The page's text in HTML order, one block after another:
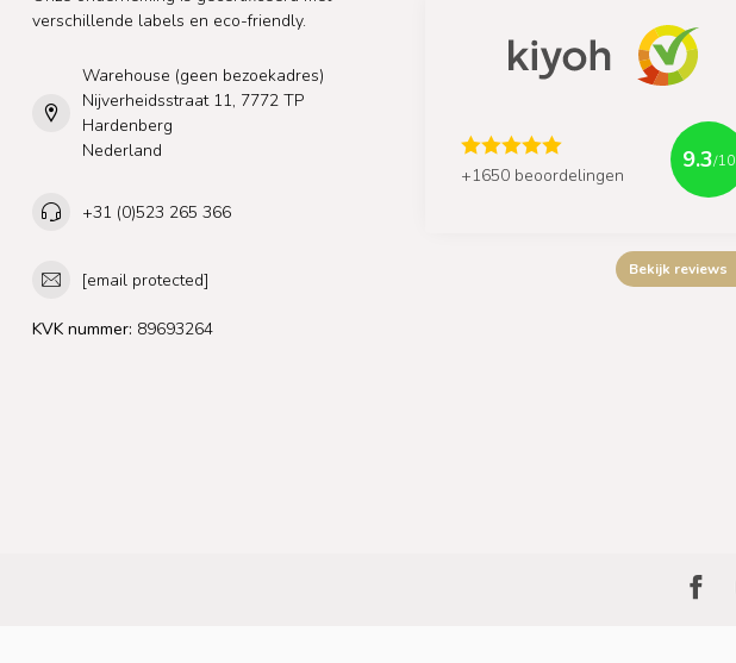
verschillende labels en eco-friendly.
Warehouse (geen bezoekadres)
Nijverheidsstraat 11, 7772 TP
Hardenberg
Nederland
+31 (0)523 265 366
[email protected]
KVK nummer: 89693264
+1650 beoordelingen
9.3/10
Bekijk reviews